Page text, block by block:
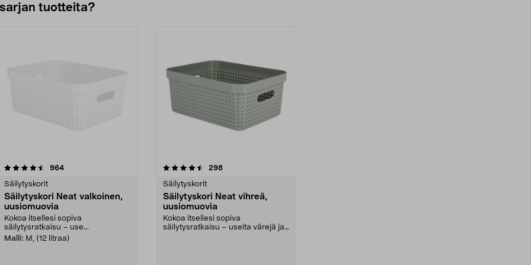
tuotteita?
964arvostelut
Säilytyskorit
Säilytyskori Neat valkoinen,
uusiomuovia
Kokoa itsellesi sopiva
säilytysratkaisu – use...
Malli: M, (12 litraa)
4.5viidestä
298arvostelut
Säilytyskorit
Säilytyskori Neat vihreä,
uusiomuovia
Kokoa itsellesi sopiva
säilytysratkaisu – useita värejä ja